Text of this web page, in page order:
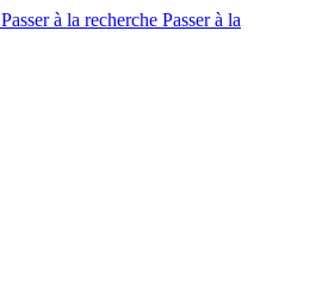
Passer à la recherche Passer à la